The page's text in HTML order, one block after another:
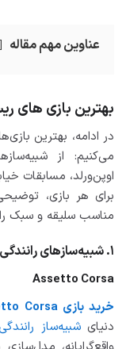
عناوین مهم مقاله
بهترین بازی های
در ادامه، بهترین
می‌کنیم: از
اوپن‌ورلد، مسابقات
برای هر بازی،
مناسب سلیقه و سبک
۱. شبیه‌سازهای رانندگی حرفه‌ای (Sim Racing & Motorsport)
Assetto Corsa
خرید بازی Assetto Corsa برای کامپیوتر
دنیایشبیه‌ساز